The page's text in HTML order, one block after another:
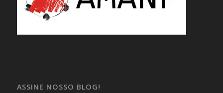
ASSINE NOSSO BLOG!